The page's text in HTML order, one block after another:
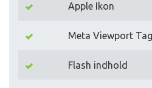
Apple Ikon
Meta Viewport Tag
Flash indhold